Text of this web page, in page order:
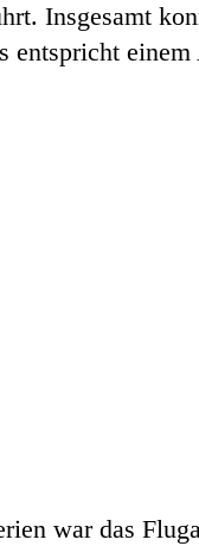
Insgesamt
entspricht
war das